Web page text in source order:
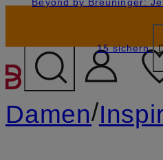
ZUM
15 sichern
Damen/